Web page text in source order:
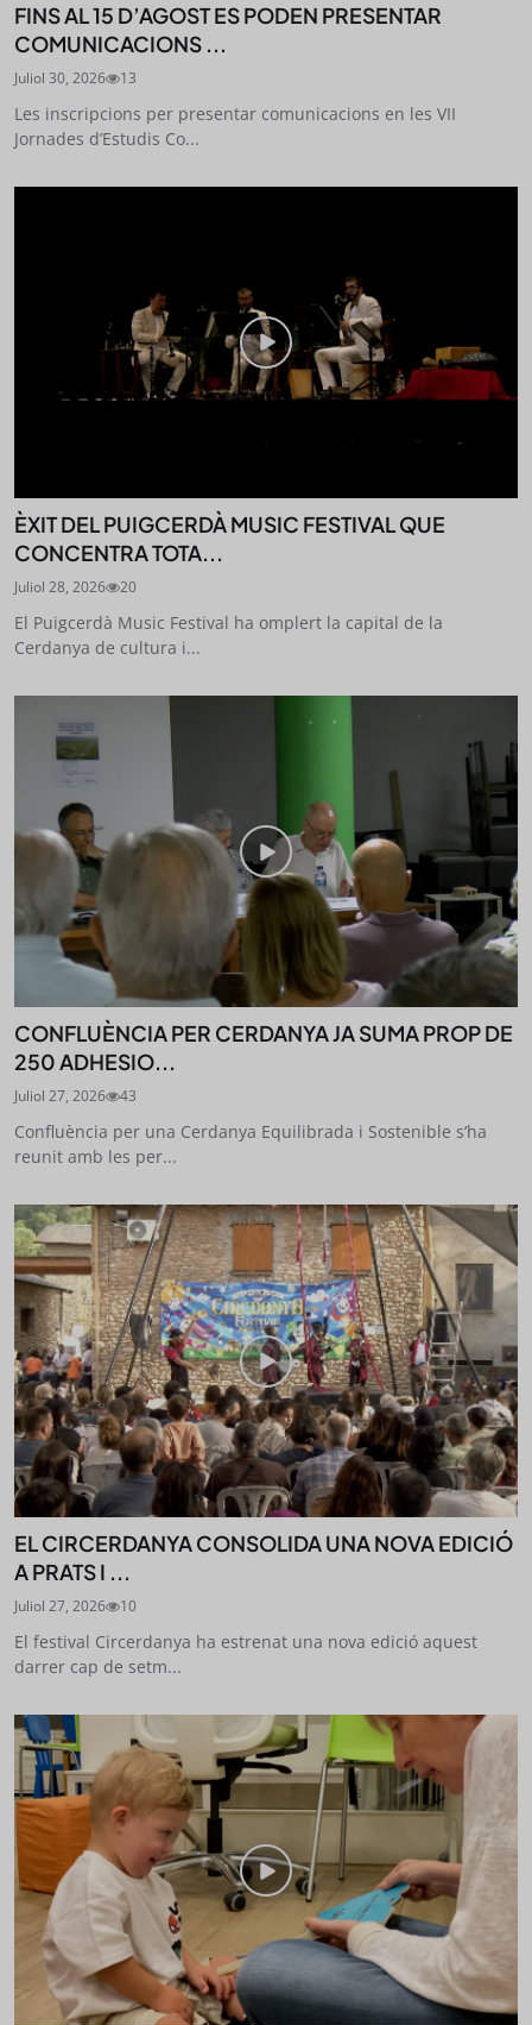
FINS AL 15 D’AGOST ES PODEN PRESENTAR
COMUNICACIONS ...
Juliol 30, 2026 13
Les inscripcions per presentar comunicacions en les VII
Jornades d’Estudis Co...
ÈXIT DEL PUIGCERDÀ MUSIC FESTIVAL QUE
CONCENTRA TOTA...
Juliol 28, 2026 20
El Puigcerdà Music Festival ha omplert la capital de la
Cerdanya de cultura i...
CONFLUÈNCIA PER CERDANYA JA SUMA PROP DE
250 ADHESIO...
Juliol 27, 2026 43
Confluència per una Cerdanya Equilibrada i Sostenible s’ha
reunit amb les per...
EL CIRCERDANYA CONSOLIDA UNA NOVA EDICIÓ
A PRATS I ...
Juliol 27, 2026 10
El festival Circerdanya ha estrenat una nova edició aquest
darrer cap de setm...